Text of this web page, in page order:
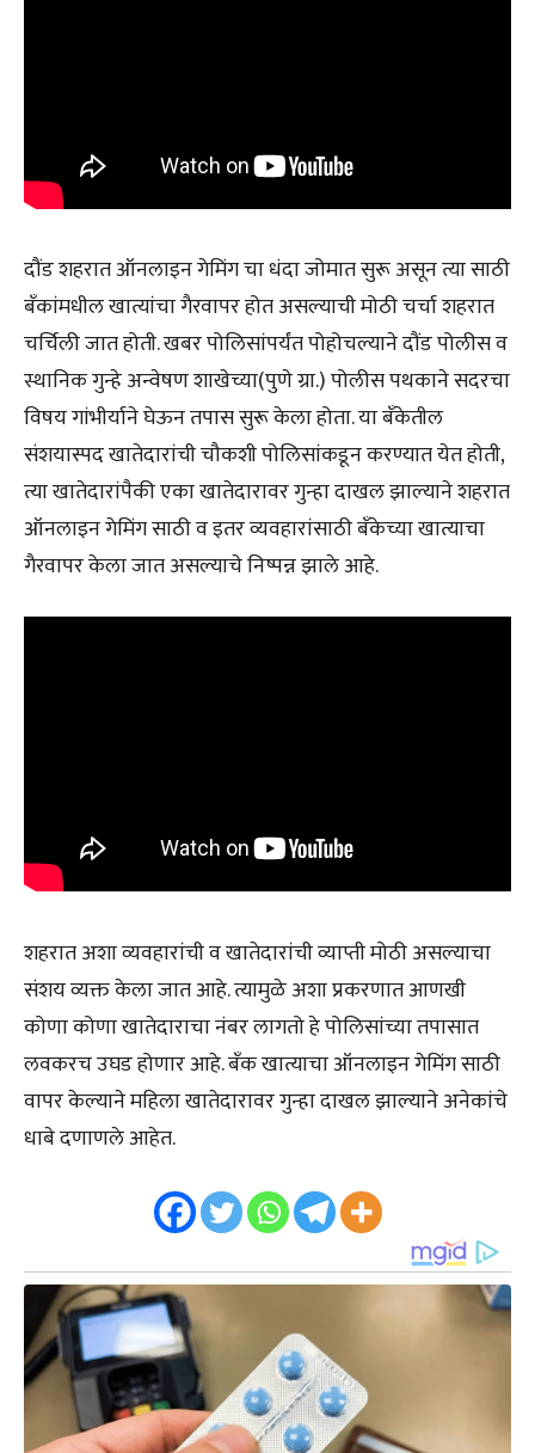
दौंड शहरात ऑनलाइन गेमिंग चा धंदा जोमात सुरू असून त्या साठी
बँकांमधील खात्यांचा गैरवापर होत असल्याची मोठी चर्चा शहरात
चर्चिली जात होती. खबर पोलिसांपर्यंत पोहोचल्याने दौंड पोलीस व
स्थानिक गुन्हे अन्वेषण शाखेच्या(पुणे ग्रा.) पोलीस पथकाने सदरचा
विषय गांभीर्याने घेऊन तपास सुरू केला होता. या बँकेतील
संशयास्पद खातेदारांची चौकशी पोलिसांकडून करण्यात येत होती,
त्या खातेदारांपैकी एका खातेदारावर गुन्हा दाखल झाल्याने शहरात
ऑनलाइन गेमिंग साठी व इतर व्यवहारांसाठी बँकेच्या खात्याचा
गैरवापर केला जात असल्याचे निष्पन्न झाले आहे.
शहरात अशा व्यवहारांची व खातेदारांची व्याप्ती मोठी असल्याचा
संशय व्यक्त केला जात आहे. त्यामुळे अशा प्रकरणात आणखी
कोणा कोणा खातेदाराचा नंबर लागतो हे पोलिसांच्या तपासात
लवकरच उघड होणार आहे. बँक खात्याचा ऑनलाइन गेमिंग साठी
वापर केल्याने महिला खातेदारावर गुन्हा दाखल झाल्याने अनेकांचे
धाबे दणाणले आहेत.